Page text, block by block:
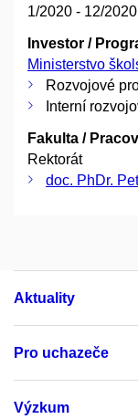
1/2020 - 12/2020
Investor /
Ministerstvo
Rozvojové
Interní
Fakulta /
Rektorát
doc. PhDr.
Aktuality
Pro uchazeče
Výzkum